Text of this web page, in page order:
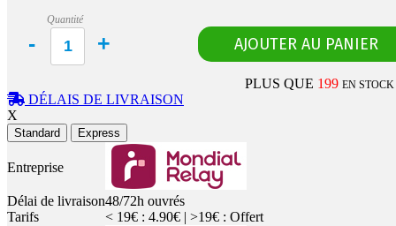
Quantité
PLUS QUE 199 EN STOCK
DÉLAIS DE LIVRAISON
X
Standard Express
Entreprise
Délai de livraison48/72h ouvrés
Tarifs
< 19€ : 4.90€ | >19€ : Offert